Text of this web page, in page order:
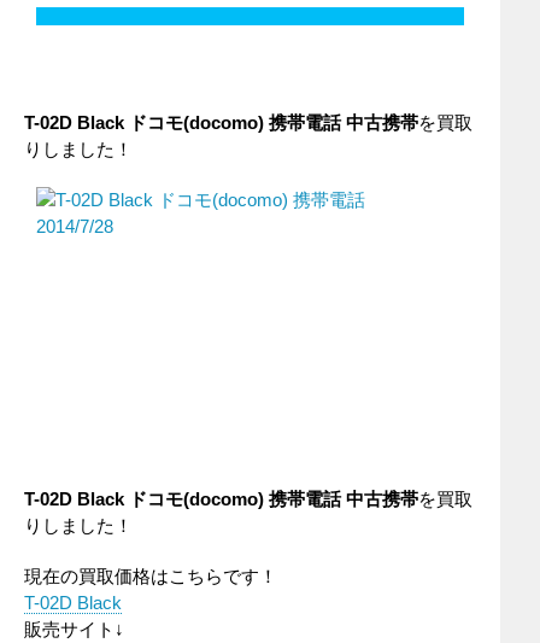
T-02D Black ドコモ(docomo) 携帯電話 中古携帯を買取
りしました！
T-02D Black ドコモ(docomo) 携帯電話 中古携帯を買取
りしました！
現在の買取価格はこちらです！
T-02D Black
販売サイト↓